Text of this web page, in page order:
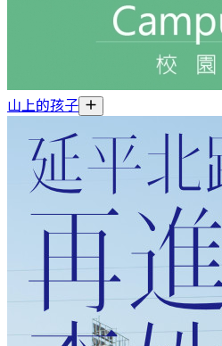
山上的孩子